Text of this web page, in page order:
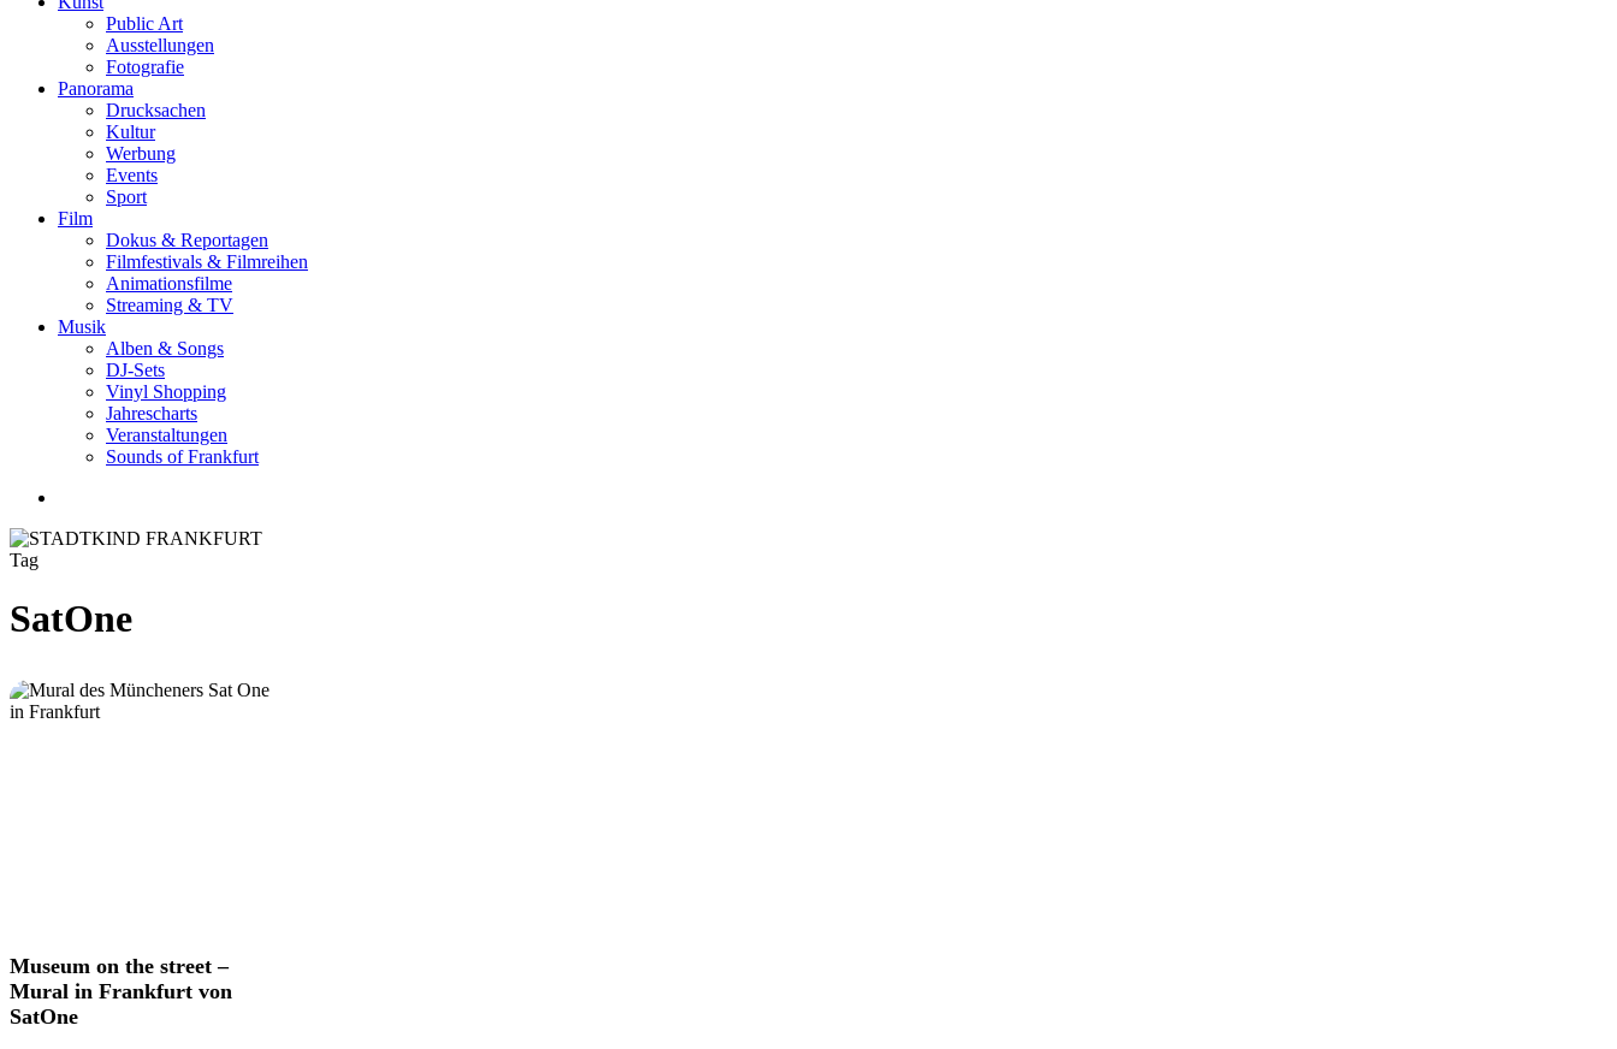
Public Art
Ausstellungen
Fotografie
Panorama
Drucksachen
Kultur
Werbung
Events
Sport
Film
Dokus & Reportagen
Filmfestivals & Filmreihen
Animationsfilme
Streaming & TV
Musik
Alben & Songs
DJ-Sets
Vinyl Shopping
Jahrescharts
Veranstaltungen
Sounds of Frankfurt
Tag
SatOne
Museum
on
the
street
Museum on the street –
Mural in Frankfurt von
SatOne